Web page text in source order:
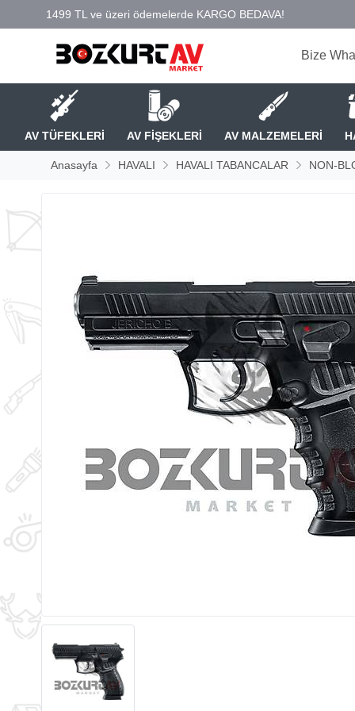
Bize
AV TÜFEKLERİ AV FİŞEKLERİ AV MALZEMELERİ
Anasayfa HAVALI HAVALI TABANCALAR NON-